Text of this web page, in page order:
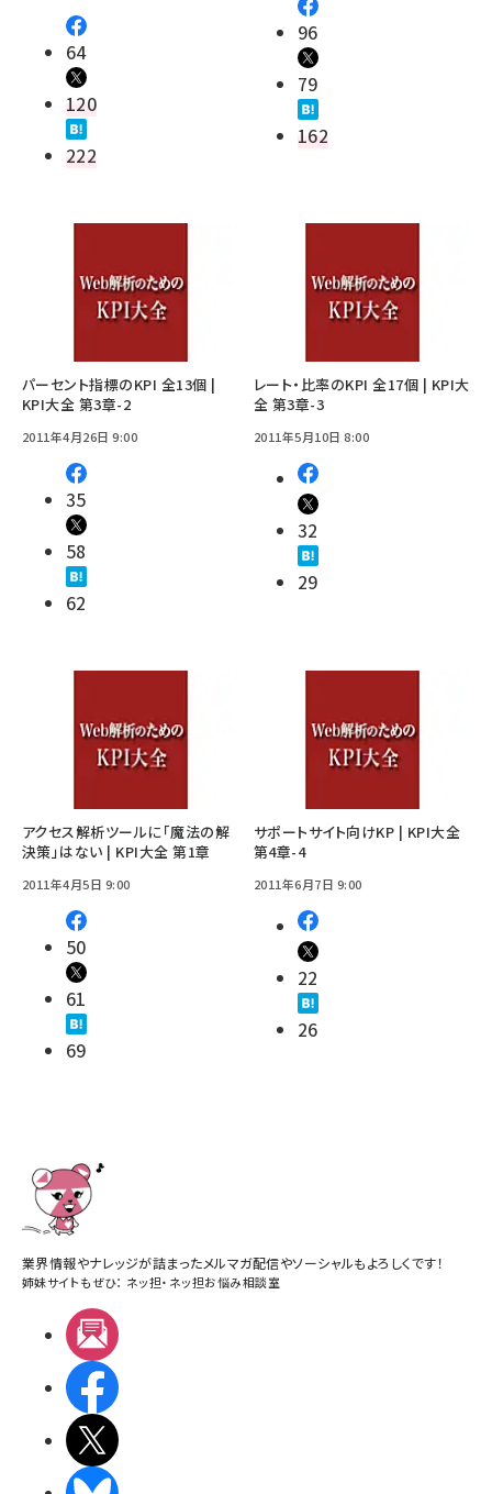
64
120
222
96
79
162
パーセント指標のKPI 全13個 |
KPI大全 第3章-2
2011年4月26日 9:00
35
58
62
レート・比率のKPI 全17個 | KPI大
全 第3章-3
2011年5月10日 8:00
32
29
アクセス解析ツールに「魔法の解
決策」はない | KPI大全 第1章
2011年4月5日 9:00
50
61
69
サポートサイト向けKP | KPI大全
第4章-4
2011年6月7日 9:00
22
26
業界情報やナレッジが詰まったメルマガ配信やソーシャルもよろしくです！
姉妹サイトもぜひ： ネッ担・ ネッ担お悩み相談室